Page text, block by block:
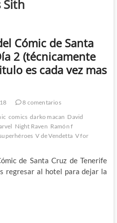
Sith
Cómic de Santa
2 (técnicamente
es cada vez mas
8 comentarios
comics darko macan David
Night Raven Ramón f
V de Vendetta V for
de Santa Cruz de Tenerife
regresar al hotel para dejar la